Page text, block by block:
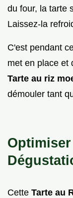
du four, la tarte
Laissez-la
C'est pendant
met en place et
Tarte au riz
démouler tant
Cette Tarte au